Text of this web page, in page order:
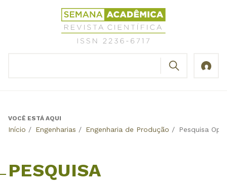
Revista
Científica
Semana
Back
VOCÊ ESTÁ AQUI
Início / Engenharias / Engenharia de Produção / Pesquisa
PESQUISA